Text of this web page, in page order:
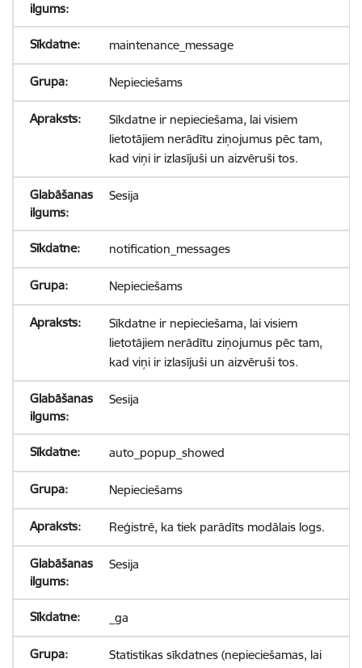
maintenance_message
Nepieciešams
Sīkdatne ir nepieciešama, lai visiem
lietotājiem nerādītu ziņojumus pēc tam,
kad viņi ir izlasījuši un aizvēruši tos.
Sesija
notification_messages
Nepieciešams
Sīkdatne ir nepieciešama, lai visiem
lietotājiem nerādītu ziņojumus pēc tam,
kad viņi ir izlasījuši un aizvēruši tos.
Sesija
auto_popup_showed
Nepieciešams
Reģistrē, ka tiek parādīts modālais logs.
Sesija
_ga
Statistikas sīkdatnes (nepieciešamas, lai